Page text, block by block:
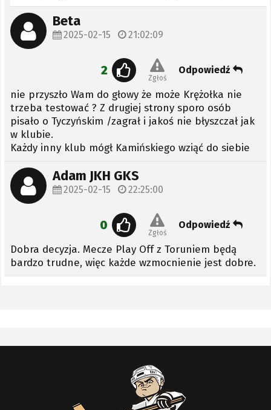
Beta
2025-02-15 21:02:09
2
Zgłoś
Odpowiedź
nie przyszło Wam do głowy że może Krężołka nie
trzeba testować ? Z drugiej strony sporo osób
pisało o Tyczyńskim /zagrał i jakoś nie błyszczał jak
w klubie.
Każdy inny klub mógł Kamińskiego wziąć do siebie
Adam JKH GKS
2025-02-15 22:25:00
0
Zgłoś
Odpowiedź
Dobra decyzja. Mecze Play Off z Toruniem będą
bardzo trudne, więc każde wzmocnienie jest dobre.